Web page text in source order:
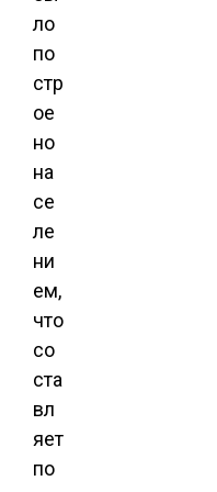
ло
по
стр
ое
но
на
се
ле
ни
ем,
что
со
ста
вл
яет
по